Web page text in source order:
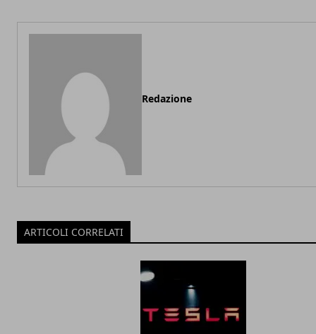
Redazione
ARTICOLI CORRELATI